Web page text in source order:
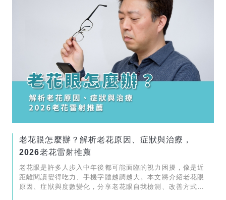
老花眼怎麼辦？解析老花原因、症狀與治療，
2026老花雷射推薦
老花眼是許多人步入中年後都可能面臨的視力困擾，像是近
距離閱讀變得吃力、手機字體越調越大。本文將介紹老花眼
原因、症狀與度數變化，分享老花眼自我檢測、改善方式、